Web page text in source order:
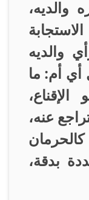
والديه
أي أم: ما
عنه،
بدقة،